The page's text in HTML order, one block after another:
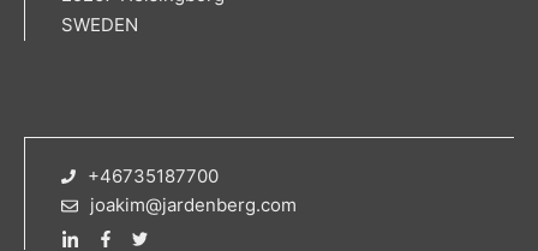
SWEDEN
+46735187700
joakim@jardenberg.com